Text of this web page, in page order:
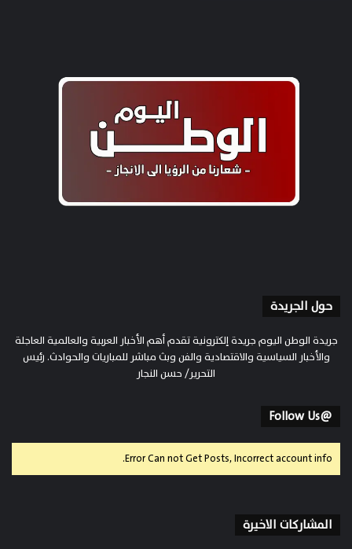
حول الجريدة
جريدة الوطن اليوم جريدة إلكترونية تقدم أهم الأخبار العربية والعالمية العاجلة
والأخبار السياسية والاقتصادية والفن وبث مباشر للمباريات والحوادث. رئيس
التحرير/ حسن النجار
@Follow Us
Error Can not Get Posts, Incorrect account info.
المشاركات الاخيرة